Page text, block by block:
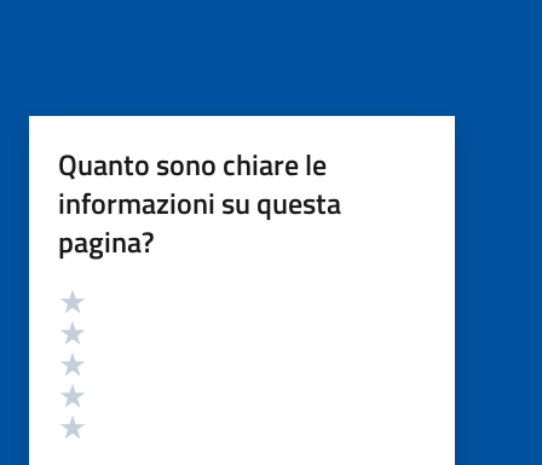
Quanto sono chiare le
informazioni su questa
pagina?
Valutazione